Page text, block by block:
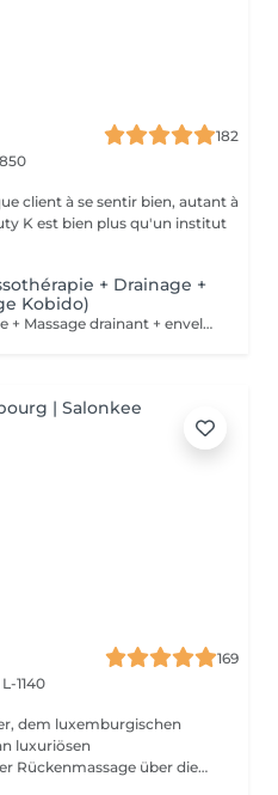
182
client à se sentir bien, autant à
K est bien plus qu'un institut
+ Drainage +
Kobido)
Full Body Wrap: Pressothérapie + Massage drainant + enveloppement + Massage facial Kobido: Le soin Full Body Wrap offre une expérience de bien-être intégrale, combinant les techniques de Massage Drainant, d'Enveloppement Corporel, de Pressothérapie, et de Massage Facial Kobido. Ce parcours complet est idéal pour ceux qui cherchent à revitaliser leur corps et visage tout en bénéficiant d'une relaxation profonde et d'un traitement esthétique et détoxifiant. Déroulement du Soin : 1. Massage Drainant : Le soin commence par un massage drainant qui stimule la circulation lymphatique, aide à réduire la rétention d'eau et prépare le corps pour l'enveloppement. Ce massage cible les zones susceptibles d'accumuler des toxines, facilitant leur élimination. 2. Enveloppement Corporel : Après le massage, un enveloppement corporel à base d'actifs naturels tels que des algues, de la boue ou de l'argile est appliqué. Cet enveloppement aide à infuser la peau de nutriments essentiels et intensifie la détoxification. 3. Sauna Japonais : Le client passe ensuite dans la pressothérapie où la chaleur favorise une transpiration profonde, amplifiant l'effet des actifs de l'enveloppement tout en stimulant le système lymphatique et circulatoire. 4. Massage Facial Kobido (45 minutes) : Pour conclure le soin, un massage facial Kobido est pratiqué, durant lequel des techniques traditionnelles japonaises sont utilisées pour stimuler et rajeunir la peau du visage. Ce massage est réputé pour ses effets liftants et ses bienfaits sur la qualité de la peau, procurant éclat et fermeté. Bienfaits du Full Body Wrap : Détoxification Intensive : La combinaison du massage, de l'enveloppement et de la pressothérapie offre une purification en profondeur, aidant à éliminer les toxines accumulées dans le corps. Amélioration de la Circulation : Le massage drainant et la chaleur de la pressothérapie stimulent la circulation sanguine et lymphatique, favorisant une meilleure santé générale et une réduction de la cellulite. Effet Raffermissant et Tonifiant : L'enveloppement et la pressothérapie aident à tonifier et raffermir la peau, tandis que le Kobido cible les signes de vieillissement du visage, apportant un effet anti-âge naturel. Relaxation Profonde : Chaque étape du soin est conçue pour relaxer profondément, réduisant le stress et améliorant la qualité du sommeil. Ce soin est parfait pour ceux qui cherchent un traitement complet du corps et du visage, offrant des résultats visibles et une expérience de détente profonde.
169
1140
dem luxemburgischen
luxuriösen
Rückenmassage über die